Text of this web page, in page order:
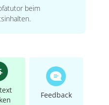
beim
Feedback